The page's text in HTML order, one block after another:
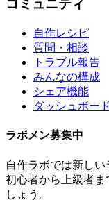
コミュニティ
自作レシピ
質問・相談
トラブル報告
みんなの構成
シェア機能
ダッシュボード
ラボメン募集中
自作ラボでは新しい
初心者から上級者ま
しょう。